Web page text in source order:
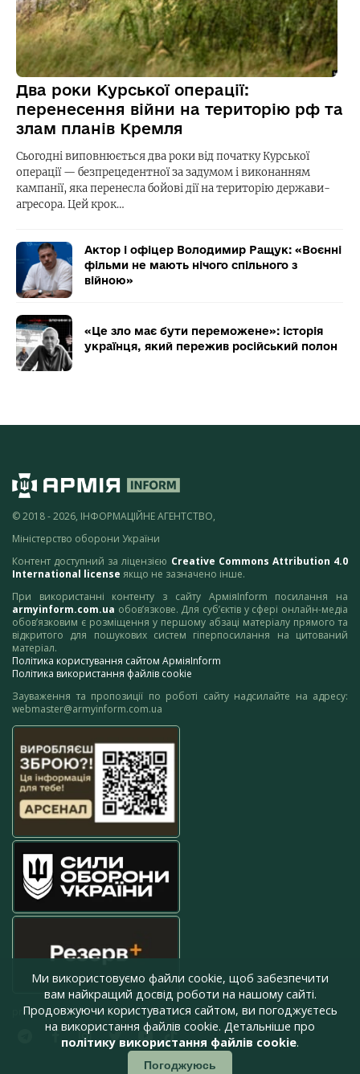
Два роки Курської операції:
перенесення війни на територію рф та
злам планів Кремля
Сьогодні виповнюється два роки від початку Курської
операції — безпрецедентної за задумом і виконанням
кампанії, яка перенесла бойові дії на територію держави-
агресора. Цей крок…
Актор і офіцер Володимир Ращук: «Воєнні
фільми не мають нічого спільного з
війною»
«Це зло має бути переможене»: історія
українця, який пережив російський полон
© 2018 - 2026, ІНФОРМАЦІЙНЕ АГЕНТСТВО,
Міністерство оборони України
Контент доступний за ліцензією Creative Commons Attribution 4.0
International license якщо не зазначено інше.
При використанні контенту з сайту АрміяInform посилання на
armyinform.com.ua обов’язкове. Для суб’єктів у сфері онлайн-медіа
обов’язковим є розміщення у першому абзаці матеріалу прямого та
відкритого для пошукових систем гіперпосилання на цитований
матеріал.
Політика користування сайтом АрміяInform
Політика використання файлів cookie
Зауваження та пропозиції по роботі сайту надсилайте на адресу:
webmaster@armyinform.com.ua
press@armyinform.com.ua
Ми використовуємо файли cookie, щоб забезпечити
вам найкращий досвід роботи на нашому сайті.
Продовжуючи користуватися сайтом, ви погоджуєтесь
на використання файлів cookie. Детальніше про
політику використання файлів cookie.
Погоджуюсь